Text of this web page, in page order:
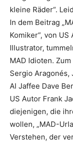
kleine Räder“.
In dem Beitrag
Komiker“, von
Illustrator,
MAD Idioten.
Sergio Aragonés,
Al Jaffee Dave
US Autor Frank
diejenigen, die
wollen, „MAD-
Verstehen, der